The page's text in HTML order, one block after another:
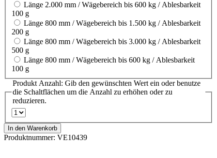
Länge 2.000 mm / Wägebereich bis 600 kg / Ablesbarkeit
100 g
Länge 800 mm / Wägebereich bis 1.500 kg / Ablesbarkeit
200 g
Länge 800 mm / Wägebereich bis 3.000 kg / Ablesbarkeit
500 g
Länge 800 mm / Wägebereich bis 600 kg / Ablesbarkeit
100 g
Produkt Anzahl: Gib den gewünschten Wert ein oder benutze
die Schaltflächen um die Anzahl zu erhöhen oder zu
reduzieren.
In den Warenkorb
Produktnummer: VE10439